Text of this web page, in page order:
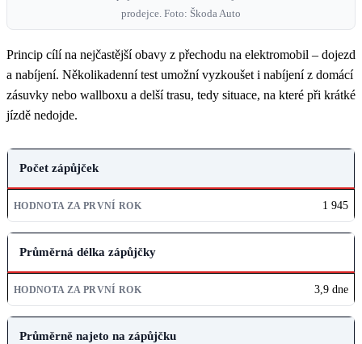
prodejce. Foto: Škoda Auto
Princip cílí na nejčastější obavy z přechodu na elektromobil – dojezd
a nabíjení. Několikadenní test umožní vyzkoušet i nabíjení z domácí
zásuvky nebo wallboxu a delší trasu, tedy situace, na které při krátké
jízdě nedojde.
UKAZATEL
Počet zápůjček
1 945
Průměrná délka zápůjčky
3,9 dne
Průměrně najeto na zápůjčku